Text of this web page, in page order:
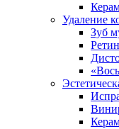
Удаление
Зуб